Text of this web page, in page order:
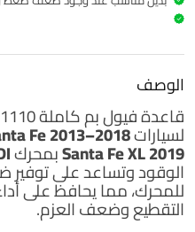
الوصف
قاعدة فيول بم كاملةB8500
لسياراتFe 2013–2018
Santa Fe XL 2019بمحرك
الوقود وتساعد على توفير
للمحرك، مما يحافظ على
التقطيع وضعف العزم.